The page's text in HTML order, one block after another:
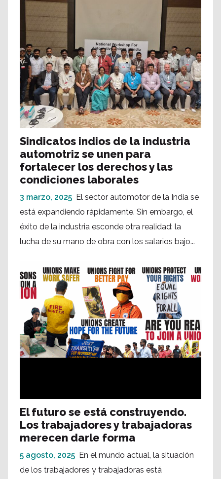
Sindicatos indios de la industria
automotriz se unen para
fortalecer los derechos y las
condiciones laborales
3 marzo, 2025 El sector automotor de la India se
está expandiendo rápidamente. Sin embargo, el
éxito de la industria esconde otra realidad: la
lucha de su mano de obra con los salarios bajo...
El futuro se está construyendo.
Los trabajadores y trabajadoras
merecen darle forma
5 agosto, 2025 En el mundo actual, la situación
de los trabajadores y trabajadoras está